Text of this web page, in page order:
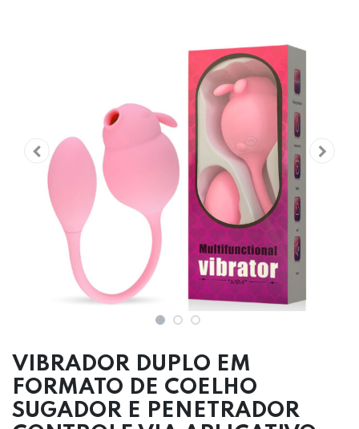
VIBRADOR DUPLO EM
FORMATO DE COELHO
SUGADOR E PENETRADOR